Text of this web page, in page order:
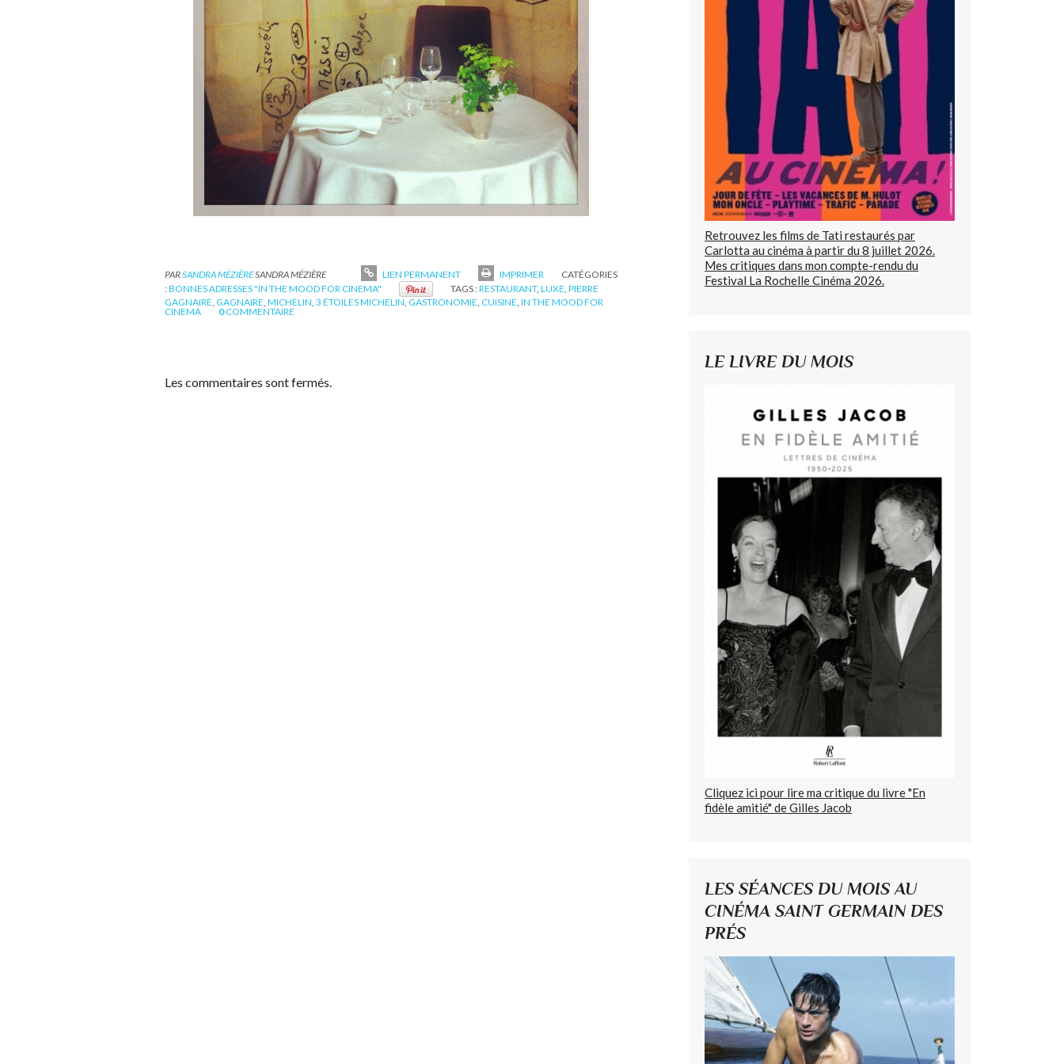
PARSANDRA MÉZIÈRESANDRA MÉZIÈRE LIEN PERMANENT IMPRIMER
CATÉGORIES
:BONNES ADRESSES "IN THE MOOD FOR CINEMA" TAGS :RESTAURANT, LUXE PIERRE
GAGNAIRE, GAGNAIRE, MICHELIN, 3 ÉTOILES MICHELIN, GASTRONOMIE, CUISINE, IN THE MOOD FOR
CINEMA
0 COMMENTAIRE
Les commentaires sont fermés.
Retrouvez les films de Tati restaurés par
Carlotta au cinéma à partir du 8 juillet 2026.
Mes critiques dans mon compte-rendu du
Festival La Rochelle Cinéma 2026.
LE LIVRE DU MOIS
Cliquez ici pour lire ma critique du livre "En
fidèle amitié" de Gilles Jacob
LES SÉANCES DU MOIS AU
CINÉMA SAINT GERMAIN DES
PRÉS